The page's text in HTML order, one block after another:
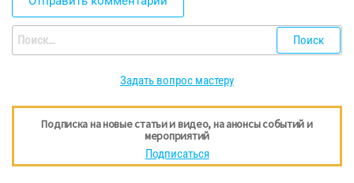
Найти:
Задать вопрос мастеру
Подписка на новые статьи и видео, на анонсы событий и
мероприятий
Подписаться